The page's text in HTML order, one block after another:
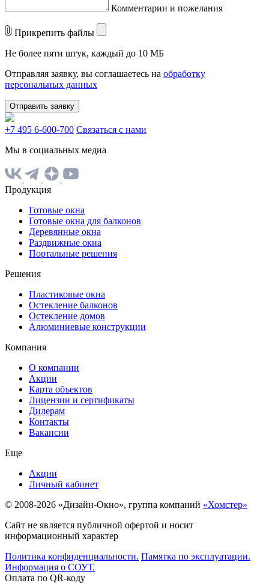
Комментарии и пожелания
Прикрепить файлы
Не более пяти штук, каждый до 10 МБ
Отправляя заявку, вы соглашаетесь на обработку
персональных данных
Отправить заявку
+7 495 6-600-700 Связаться с нами
Мы в социальных медиа
Продукция
Готовые окна
Готовые окна для балконов
Деревянные окна
Раздвижные окна
Портальные решения
Решения
Пластиковые окна
Остекление балконов
Остекление домов
Алюминиевые конструкции
Компания
О компании
Акции
Карта объектов
Лицензии и сертификаты
Дилерам
Контакты
Вакансии
Еще
Акции
Личный кабинет
© 2008-2026 «Дизайн-Окно», группа компаний «Хомстер»
Сайт не является публичной офертой и носит
информационный характер
Политика конфиденциальности. Памятка по эксплуатации.
Информация о СОУТ.
Оплата по QR-коду